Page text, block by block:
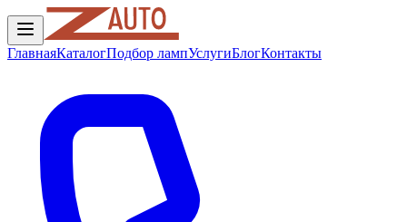
ГлавнаяКаталогПодбор лампУслугиБлогКонтакты